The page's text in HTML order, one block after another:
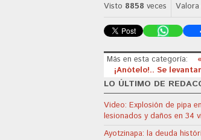
Visto 8858 veces
Más en esta categoría:
¡Anótelo!.. Se
LO ÚLTIMO DE
Video: Explosión de pipa
lesionados y daños en 34
Ayotzinapa: la deuda